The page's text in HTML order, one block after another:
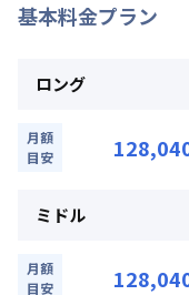
駐車場
基本料金プラン
ロング
月額
目安
月額賃料目安詳細料金
光熱費：
26,400円/月
清掃料：
25,000円/回 (
ミドル
月額
目安